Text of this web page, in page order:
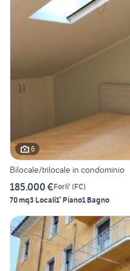
6
Bilocale/trilocale in condominio
185.000 €Forli' (FC)
70 mq3 Locali1° Piano1 Bagno